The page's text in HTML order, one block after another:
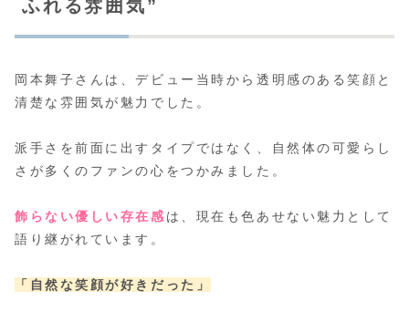
ふれる雰囲気”
岡本舞子さんは、デビュー当時から透明感のある笑顔と
清楚な雰囲気が魅力でした。
派手さを前面に出すタイプではなく、自然体の可愛らし
さが多くのファンの心をつかみました。
飾らない優しい存在感 は、現在も色あせない魅力として
語り継がれています。
「自然な笑顔が好きだった」